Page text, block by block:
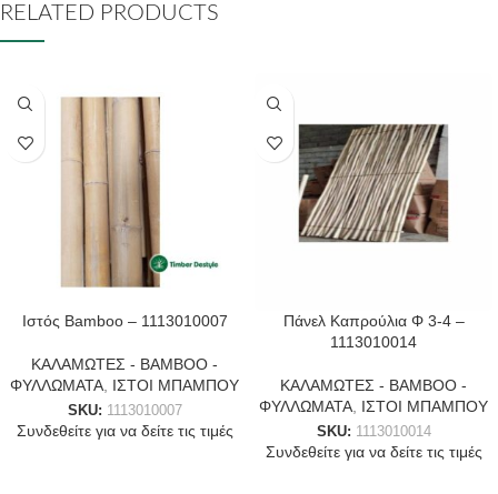
RELATED PRODUCTS
Ιστός Bamboo – 1113010007
ΚΑΛΑΜΩΤΕΣ - BAMBOO -
ΦΥΛΛΩΜΑΤΑ ΙΣΤΟΙ ΜΠΑΜΠΟΥ
SKU: 1113010007
Συνδεθείτε για να δείτε τις τιμές
Πάνελ Καπρούλια Φ 3-4 –
1113010014
ΚΑΛΑΜΩΤΕΣ - BAMBOO -
ΦΥΛΛΩΜΑΤΑ ΙΣΤΟΙ ΜΠΑΜΠΟΥ
SKU: 1113010014
Συνδεθείτε για να δείτε τις τιμές